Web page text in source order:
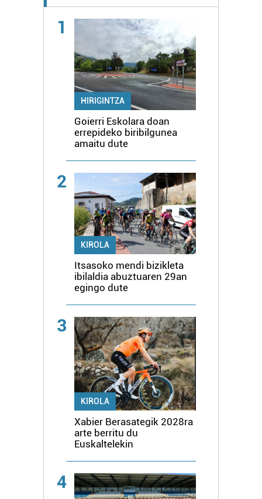
1
HIRIGINTZA
Goierri Eskolara doan
errepideko biribilgunea
amaitu dute
2
KIROLA
Itsasoko mendi bizikleta
ibilaldia abuztuaren 29an
egingo dute
3
KIROLA
Xabier Berasategik 2028ra
arte berritu du
Euskaltelekin
4